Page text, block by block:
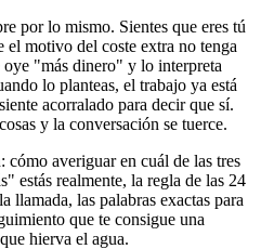
por lo mismo. Sientes que eres tú
motivo del coste extra no tenga
"más dinero" y lo interpreta
lo planteas, el trabajo ya está
acorralado para decir que sí.
y la conversación se tuerce.
averiguar en cuál de las tres
estás realmente, la regla de las 24
llamada, las palabras exactas para
que te consigue una
hierva el agua.